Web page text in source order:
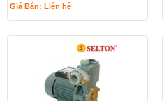
Giá Bán: Liên hệ